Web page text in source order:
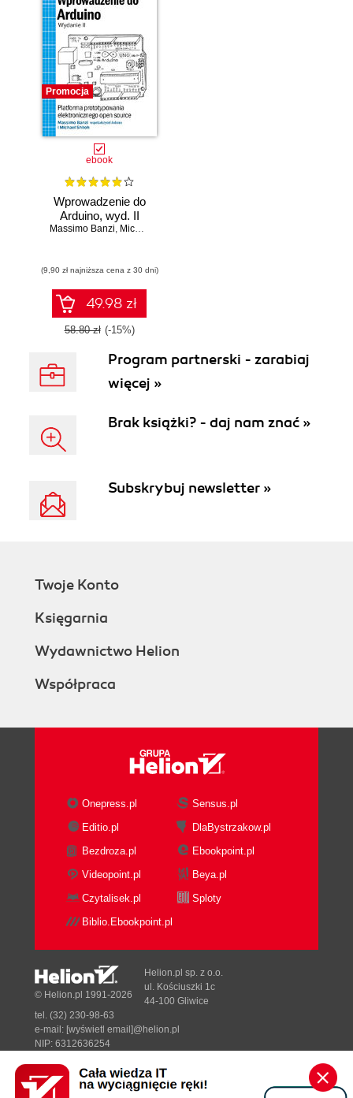
Promocja
ebook
Wprowadzenie do
Arduino, wyd. II
Massimo Banzi, Michael Shiloh
(9,90 zł najniższa cena z 30 dni)
49.98 zł
58.80 zł (-15%)
Program partnerski - zarabiaj
więcej »
Brak książki? - daj nam znać »
Subskrybuj newsletter »
Twoje Konto
Księgarnia
Wydawnictwo Helion
Współpraca
Onepress.pl
Sensus.pl
Editio.pl
DlaBystrzakow.pl
Bezdroza.pl
Ebookpoint.pl
Videopoint.pl
Beya.pl
Czytalisek.pl
Sploty
Biblio.Ebookpoint.pl
Designed with ♥ byTonik.pl
© Helion.pl 1991-2026
Helion.pl sp. z o.o.
ul. Kościuszki 1c
44-100 Gliwice
tel. (32) 230-98-63
e-mail: [wyświetl email]@helion.pl
NIP: 6312636254